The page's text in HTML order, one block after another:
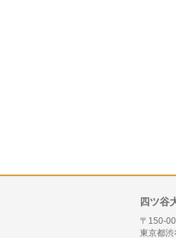
四ツ谷
〒150-
東京都